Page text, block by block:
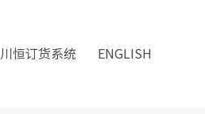
川恒订货系统 ENGLISH